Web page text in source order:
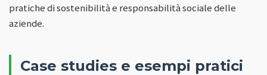
pratiche di sostenibilità e responsabilità sociale delle
aziende.
Case studies e esempi pratici